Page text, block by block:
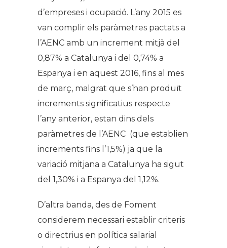
d’empreses i ocupació. L’any 2015 es
van complir els paràmetres pactats a
l’AENC amb un increment mitjà del
0,87% a Catalunya i del 0,74% a
Espanya i en aquest 2016, fins al mes
de març, malgrat que s’han produït
increments significatius respecte
l’any anterior, estan dins dels
paràmetres de l’AENC (que establien
increments fins l’1,5%) ja que la
variació mitjana a Catalunya ha sigut
del 1,30% i a Espanya del 1,12%.
D’altra banda, des de Foment
considerem necessari establir criteris
o directrius en política salarial